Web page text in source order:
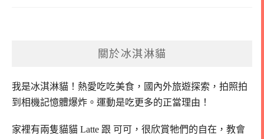
關於冰淇淋貓
我是冰淇淋貓！ 熱愛吃吃美食，國內外旅遊探索，拍照拍
到相機記憶體爆炸。 運動是吃更多的正當理由！
家裡有兩隻貓貓 Latte 跟 可可， 很欣賞牠們的自在，教會